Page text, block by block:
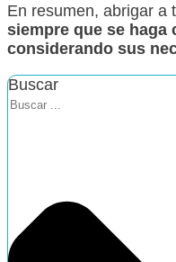
En resumen, abrigar a
siempre que se haga
considerando sus
Buscar